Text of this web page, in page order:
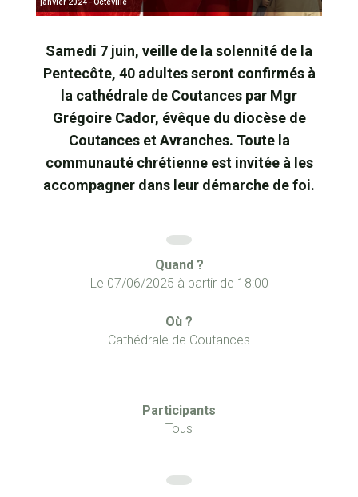
janvier 2024 - Octeville
Samedi 7 juin, veille de la solennité de la
Pentecôte, 40 adultes seront confirmés à
la cathédrale de Coutances par Mgr
Grégoire Cador, évêque du diocèse de
Coutances et Avranches. Toute la
communauté chrétienne est invitée à les
accompagner dans leur démarche de foi.
Quand ?
Le 07/06/2025 à partir de 18:00
Où ?
Cathédrale de Coutances
Participants
Tous